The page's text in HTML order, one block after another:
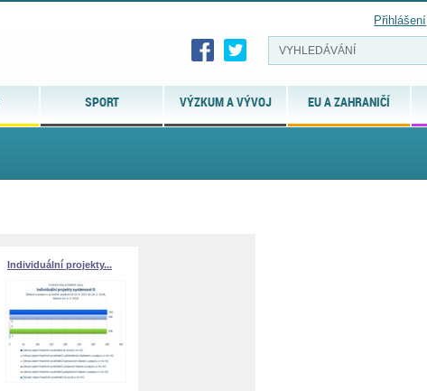
SPORT VÝZKUM A VÝVOJ EU A ZAHRANIČÍ
Přihlášení
Individuální projekty...